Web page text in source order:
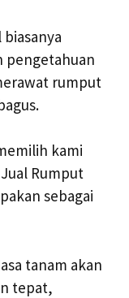
pengetahuan
rumput
kami
Rumput
sebagai
tanam akan
tepat,